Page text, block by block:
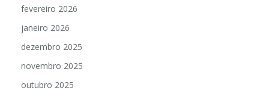
fevereiro 2026
janeiro 2026
dezembro 2025
novembro 2025
outubro 2025